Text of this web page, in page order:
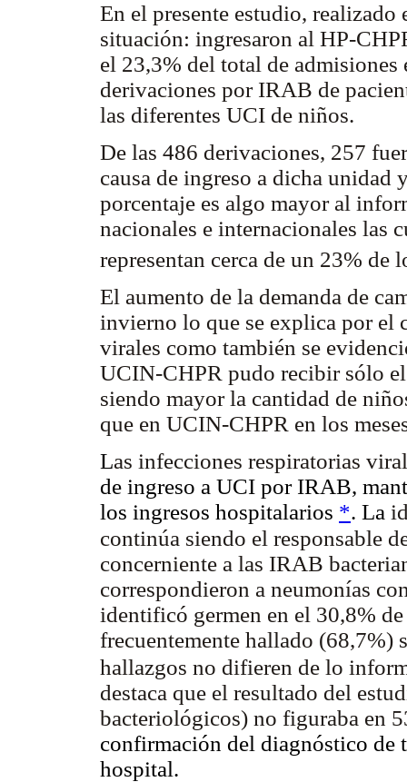
En el presente estudio, realizado
situación: ingresaron al HP-
el 23,3% del total de admisiones
derivaciones por IRAB de
las diferentes UCI de niños.
De las 486 derivaciones, 257
causa de ingreso a dicha unidad
porcentaje es algo mayor al
nacionales e internacionales las
representan cerca de un 23% de
El aumento de la demanda de
invierno lo que se explica por el
virales como también se
UCIN-CHPR pudo recibir sólo
siendo mayor la cantidad de
que en UCIN-CHPR en los
Las infecciones respiratorias
de ingreso a UCI por IRAB,
los ingresos hospitalarios *. La
continúa siendo el responsable
concerniente a las IRAB
correspondieron a neumonías
identificó germen en el 30,8%
frecuentemente hallado
hallazgos no difieren de lo
destaca que el resultado del
bacteriológicos) no figuraba en
confirmación del diagnóstico de
hospital.